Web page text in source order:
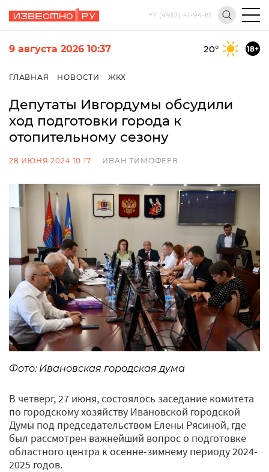
+7 (4932) 41-94-81
9 августа 2026 10:37 20° 18+
ГЛАВНАЯ НОВОСТИ ЖКХ
Депутаты Ивгордумы обсудили
ход подготовки города к
отопительному сезону
28 ИЮНЯ 2024 10:17 ИВАН ТИМОФЕЕВ
Фото: Ивановская городская дума
В четверг, 27 июня, состоялось заседание комитета
по городскому хозяйству Ивановской городской
Думы под председательством Елены Рясиной, где
был рассмотрен важнейший вопрос о подготовке
областного центра к осенне-зимнему периоду 2024-
2025 годов.